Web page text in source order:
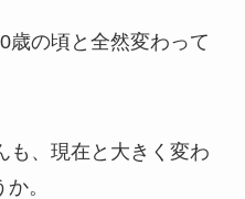
歳の頃と全然変わって
も、現在と大きく変わ
。